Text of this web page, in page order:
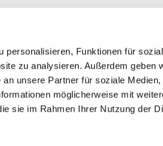
personalisieren, Funktionen für
zu analysieren. Außerdem geben
unsere Partner für soziale Medien,
möglicherweise mit
sie im Rahmen Ihrer Nutzung der